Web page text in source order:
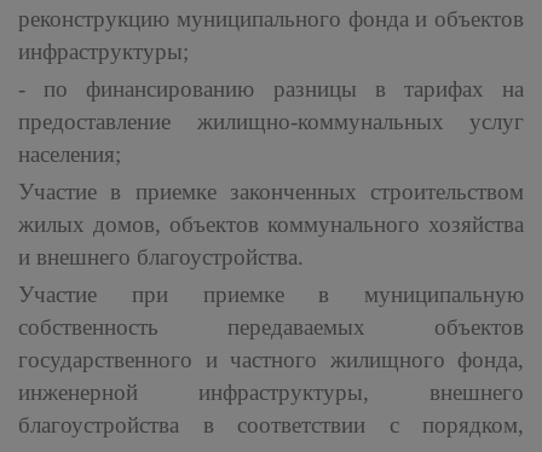
реконструкцию муниципального фонда и объектов
инфраструктуры;
- по финансированию разницы в тарифах на
предоставление жилищно-коммунальных услуг
населения;
Участие в приемке законченных строительством
жилых домов, объектов коммунального хозяйства
и внешнего благоустройства.
Участие при приемке в муниципальную
собственность передаваемых объектов
государственного и частного жилищного фонда,
инженерной инфраструктуры, внешнего
благоустройства в соответствии с порядком,